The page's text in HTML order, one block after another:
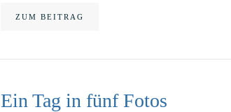
ZUM BEITRAG
Ein Tag in fünf Fotos